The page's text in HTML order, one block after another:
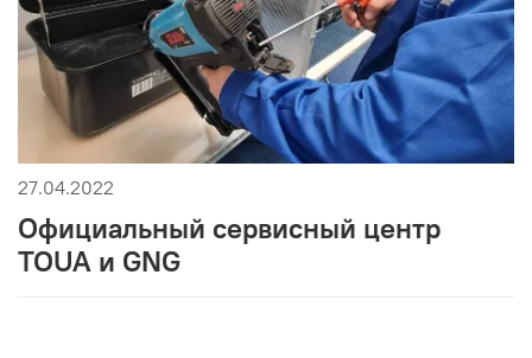
27.04.2022
Официальный сервисный центр
TOUA и GNG